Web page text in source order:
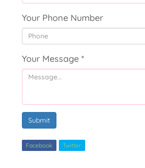
Your Phone Number
Your Message *
Submit
Facebook Twitter